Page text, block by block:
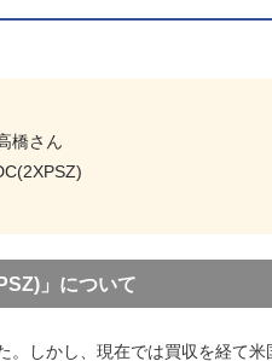
橋さん
」について
。しかし、現在では買収を経て